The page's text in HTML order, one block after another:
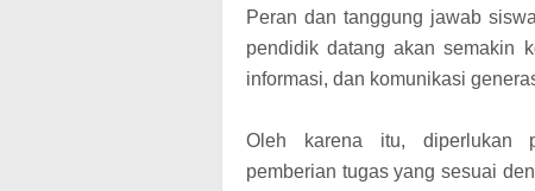
Peran dan tanggung jawab
pendidik datang akan semakin
informasi, dan komunikasi
Oleh karena itu, diperlukan
pemberian tugas yang sesuai